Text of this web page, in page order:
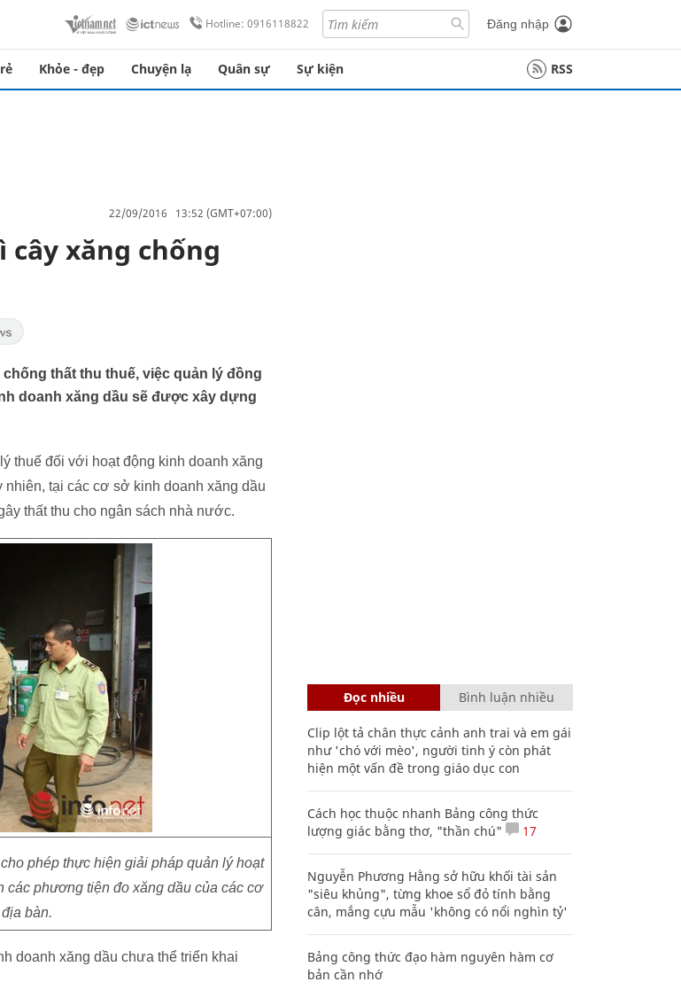
Hotline: 0916118822 Đăng nhập
Khỏe - đẹp Chuyện lạ Quân sự Sự kiện RSS
22/09/2016 13:52 (GMT+07:00)
xăng chống
thất thu thuế, việc quản lý đồng
doanh xăng dầu sẽ được xây dựng
thuế đối với hoạt động kinh doanh xăng
tại các cơ sở kinh doanh xăng dầu
thất thu cho ngân sách nhà nước.
phép thực hiện giải pháp quản lý hoạt
các phương tiện đo xăng dầu của các cơ
bàn.
doanh xăng dầu chưa thể triển khai
Đọc nhiều Bình luận nhiều
Clip lột tả chân thực cảnh anh trai và em gái
như 'chó với mèo', người tinh ý còn phát
hiện một vấn đề trong giáo dục con
Cách học thuộc nhanh Bảng công thức
lượng giác bằng thơ, "thần chú"
17
Nguyễn Phương Hằng sở hữu khối tài sản
"siêu khủng", từng khoe sổ đỏ tính bằng
cân, mắng cựu mẫu 'không có nổi nghìn tỷ'
Bảng công thức đạo hàm nguyên hàm cơ
bản cần nhớ